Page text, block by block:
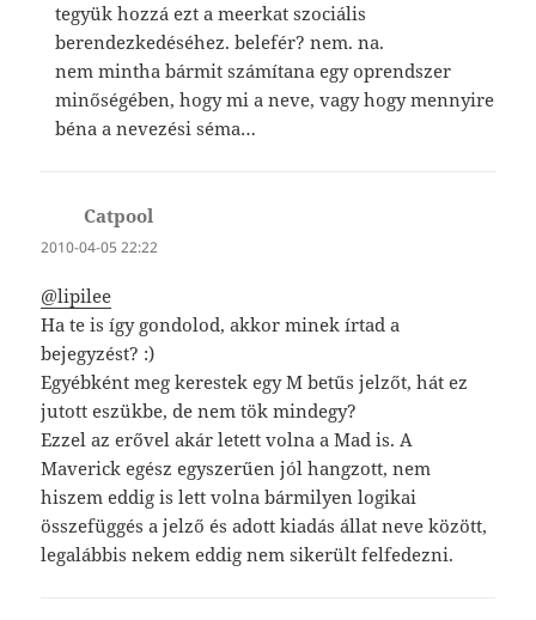
tegyük hozzá ezt a meerkat szociális
berendezkedéséhez. belefér? nem. na.
nem mintha bármit számítana egy oprendszer
minőségében, hogy mi a neve, vagy hogy mennyire
béna a nevezési séma…
Catpool
2010-04-05 22:22
@lipilee
Ha te is így gondolod, akkor minek írtad a
bejegyzést? :)
Egyébként meg kerestek egy M betűs jelzőt, hát ez
jutott eszükbe, de nem tök mindegy?
Ezzel az erővel akár letett volna a Mad is. A
Maverick egész egyszerűen jól hangzott, nem
hiszem eddig is lett volna bármilyen logikai
összefüggés a jelző és adott kiadás állat neve között,
legalábbis nekem eddig nem sikerült felfedezni.